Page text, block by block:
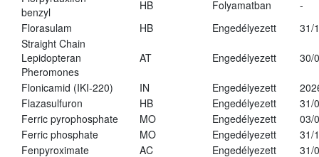
benzyl
HB Folyamatban
-
Florasulam
HB Engedélyezett
31/
Straight Chain
Lepidopteran
Pheromones
AT Engedélyezett 30/
Flonicamid (IKI-220) IN Engedélyezett
Flazasulfuron
HB Engedélyezett
31/
Ferric pyrophosphate
MO Engedélyezett
03/
Ferric phosphate
MO Engedélyezett
31/
Fenpyroximate
AC Engedélyezett
31/